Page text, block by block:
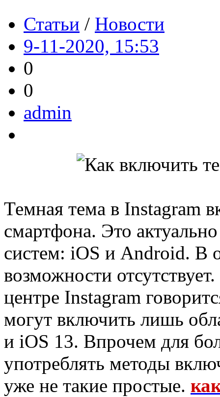
Статьи / Новости
9-11-2020, 15:53
0
0
admin
Темная тема в Instagram
смартфона. Это
систем: iOS и Android. В
возможности
центре Instagram
могут включить лишь
и iOS 13. Впрочем для
употреблять методы
уже не такие простые.